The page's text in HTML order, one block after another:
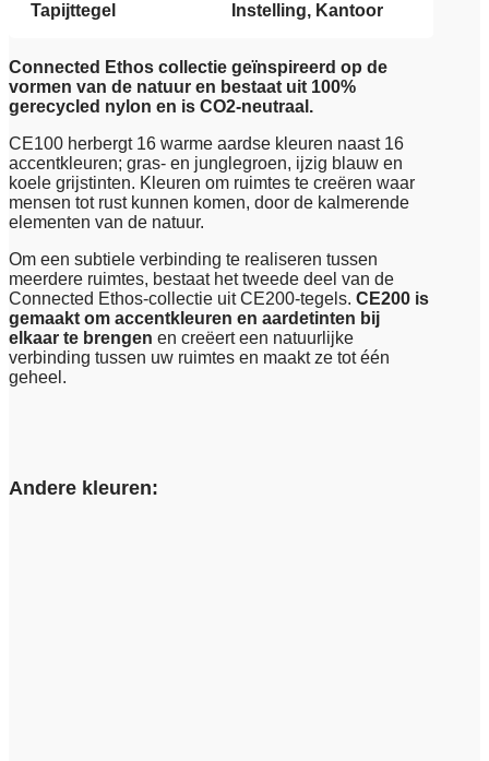
Tapijttegel
Instelling, Kantoor
Connected Ethos collectie geïnspireerd op de
vormen van de natuur en bestaat uit 100%
gerecycled nylon en is CO2-neutraal.
CE100 herbergt 16 warme aardse kleuren naast 16
accentkleuren; gras- en junglegroen, ijzig blauw en
koele grijstinten. Kleuren om ruimtes te creëren waar
mensen tot rust kunnen komen, door de kalmerende
elementen van de natuur.
Om een subtiele verbinding te realiseren tussen
meerdere ruimtes, bestaat het tweede deel van de
Connected Ethos-collectie uit CE200-tegels. CE200 is
gemaakt om accentkleuren en aardetinten bij
elkaar te brengen en creëert een natuurlijke
verbinding tussen uw ruimtes en maakt ze tot één
geheel.
Andere kleuren: